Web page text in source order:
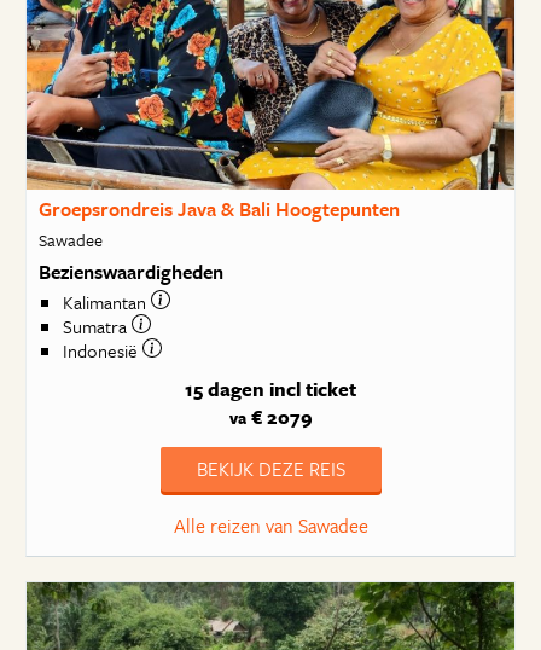
Groepsrondreis Java & Bali Hoogtepunten
Sawadee
Bezienswaardigheden
Kalimantan
Sumatra
Indonesië
15 dagen incl ticket
va€ 2079
BEKIJK DEZE REIS
Alle reizen van Sawadee